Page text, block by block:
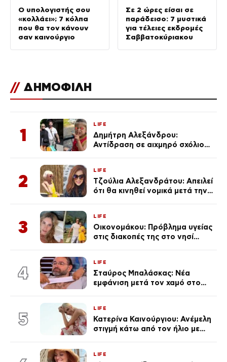
Ο υπολογιστής σου
«κολλάει»; 7 κόλπα
που θα τον κάνουν
σαν καινούργιο
Σε 2 ώρες είσαι σε
παράδεισο: 7 μυστικά
για τέλειες εκδρομές
Σαββατοκύριακου
// ΔΗΜΟΦΙΛΗ
1
LIFE
Δημήτρη Αλεξάνδρου:
Αντίδραση σε αιχμηρό σχόλιο
2
LIFE
Τζούλια Αλεξανδράτου: Απειλεί
ότι θα κινηθεί νομικά μετά την
3
LIFE
Οικονομάκου: Πρόβλημα υγείας
στις διακοπές της στο νησί
4
LIFE
Σταύρος Μπαλάσκας: Νέα
εμφάνιση μετά τον χαμό στο
5
LIFE
Κατερίνα Καινούργιου: Ανέμελη
στιγμή κάτω από τον ήλιο με
LIFE